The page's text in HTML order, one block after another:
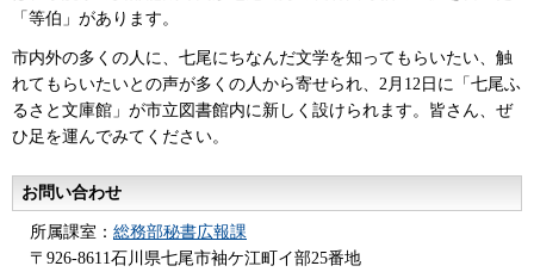
「等伯」があります。
市内外の多くの人に、七尾にちなんだ文学を知ってもらいたい、触
れてもらいたいとの声が多くの人から寄せられ、2月12日に「七尾ふ
るさと文庫館」が市立図書館内に新しく設けられます。皆さん、ぜ
ひ足を運んでみてください。
お問い合わせ
所属課室： 総務部秘書広報課
〒926-8611石川県七尾市袖ケ江町イ部25番地